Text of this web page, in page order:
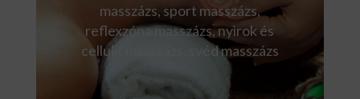
masszázs, sport masszázs,
reflexzóna masszázs, nyirok és
cellulit masszázs, svéd masszázs